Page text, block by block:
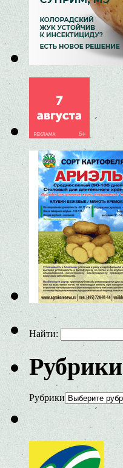
Найти:
Рубрики
Рубрики